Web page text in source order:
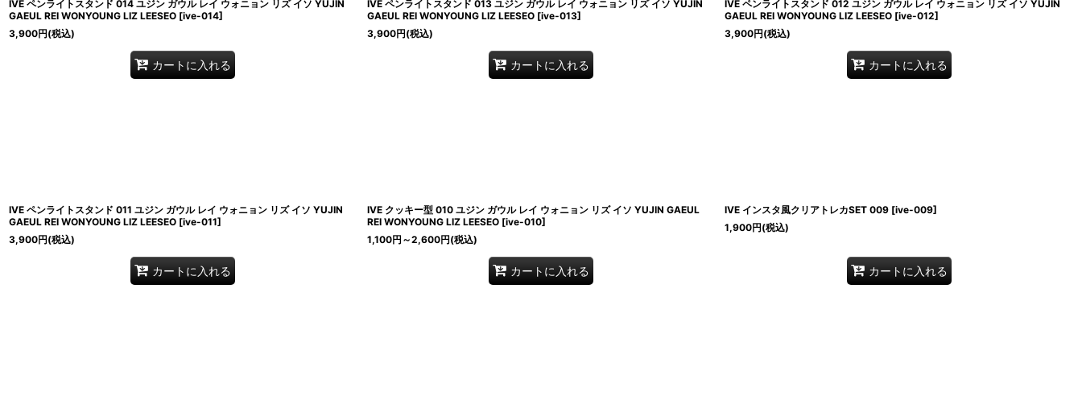
IVE ペンライトスタンド 014 ユジン ガウル レイ ウォニョン リズ イソ YUJIN
GAEUL REI WONYOUNG LIZ LEESEO [ive-014]
3,900円(税込)
カートに入れる
IVE ペンライトスタンド 013 ユジン ガウル レイ ウォニョン リズ イソ YUJIN
GAEUL REI WONYOUNG LIZ LEESEO [ive-013]
3,900円(税込)
カートに入れる
IVE ペンライトスタンド 012 ユジン ガウル レイ ウォニョン リズ イソ YUJIN
GAEUL REI WONYOUNG LIZ LEESEO [ive-012]
3,900円(税込)
カートに入れる
IVE ペンライトスタンド 011 ユジン ガウル レイ ウォニョン リズ イソ YUJIN
GAEUL REI WONYOUNG LIZ LEESEO [ive-011]
3,900円(税込)
カートに入れる
IVE クッキー型 010 ユジン ガウル レイ ウォニョン リズ イソ YUJIN GAEUL
REI WONYOUNG LIZ LEESEO [ive-010]
1,100円 ～2,600円(税込)
カートに入れる
IVE インスタ風クリアトレカSET 009 [ive-009]
1,900円(税込)
カートに入れる